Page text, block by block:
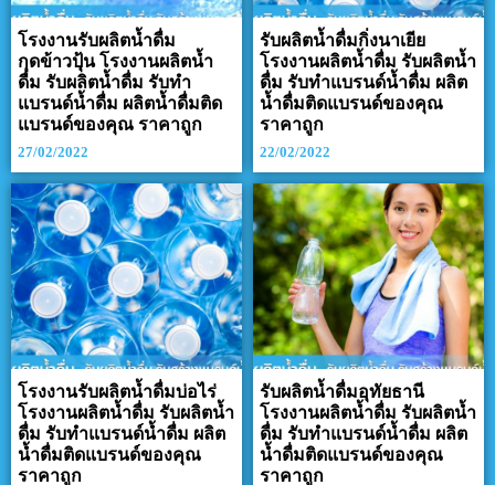
โรงงานรับผลิตน้ำดื่ม
กุดข้าวปุ้น โรงงานผลิตน้ำ
ดื่ม รับผลิตน้ำดื่ม รับทำ
แบรนด์น้ำดื่ม ผลิตน้ำดื่มติด
แบรนด์ของคุณ ราคาถูก
27/02/2022
รับผลิตน้ำดื่มกิ่งนาเยีย
โรงงานผลิตน้ำดื่ม รับผลิตน้ำ
ดื่ม รับทำแบรนด์น้ำดื่ม ผลิต
น้ำดื่มติดแบรนด์ของคุณ
ราคาถูก
22/02/2022
โรงงานรับผลิตน้ำดื่มบ่อไร่
โรงงานผลิตน้ำดื่ม รับผลิตน้ำ
ดื่ม รับทำแบรนด์น้ำดื่ม ผลิต
น้ำดื่มติดแบรนด์ของคุณ
ราคาถูก
รับผลิตน้ำดื่มอุทัยธานี
โรงงานผลิตน้ำดื่ม รับผลิตน้ำ
ดื่ม รับทำแบรนด์น้ำดื่ม ผลิต
น้ำดื่มติดแบรนด์ของคุณ
ราคาถูก